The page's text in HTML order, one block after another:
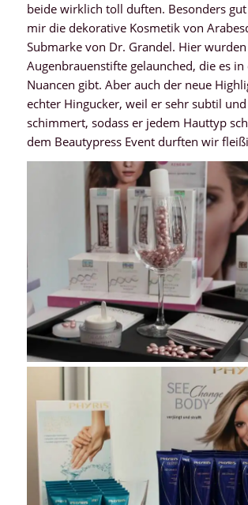
beide wirklich toll duften. Besonders
mir die dekorative Kosmetik von
Submarke von Dr. Grandel. Hier
Augenbrauenstifte gelaunched, die es in
Nuancen gibt. Aber auch der neue
echter Hingucker, weil er sehr subtil
schimmert, sodass er jedem Hauttyp
dem Beautypress Event durften wir